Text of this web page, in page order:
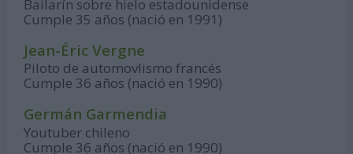
Bailarín sobre hielo estadounidense
Cumple 35 años (nació en 1991)
Jean-Éric Vergne
Piloto de automovlismo francés
Cumple 36 años (nació en 1990)
Germán Garmendia
Youtuber chileno
Cumple 36 años (nació en 1990)